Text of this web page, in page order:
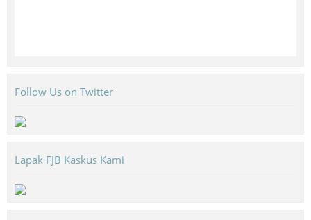
Follow Us on Twitter
Lapak FJB Kaskus Kami